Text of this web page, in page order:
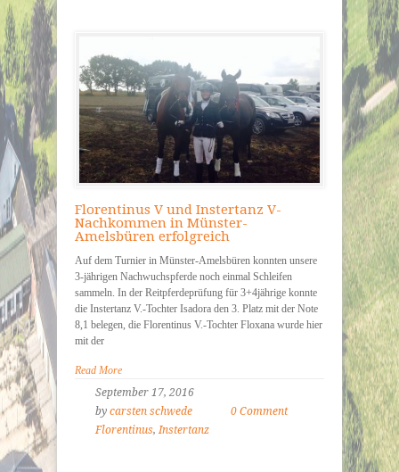
Florentinus V und Instertanz V-
Nachkommen in Münster-
Amelsbüren erfolgreich
Auf dem Turnier in Münster-Amelsbüren konnten unsere
3-jährigen Nachwuchspferde noch einmal Schleifen
sammeln. In der Reitpferdeprüfung für 3+4jährige konnte
die Instertanz V.-Tochter Isadora den 3. Platz mit der Note
8,1 belegen, die Florentinus V.-Tochter Floxana wurde hier
mit der
Read More
September 17, 2016
by carsten schwede
0 Comment
Florentinus,Instertanz